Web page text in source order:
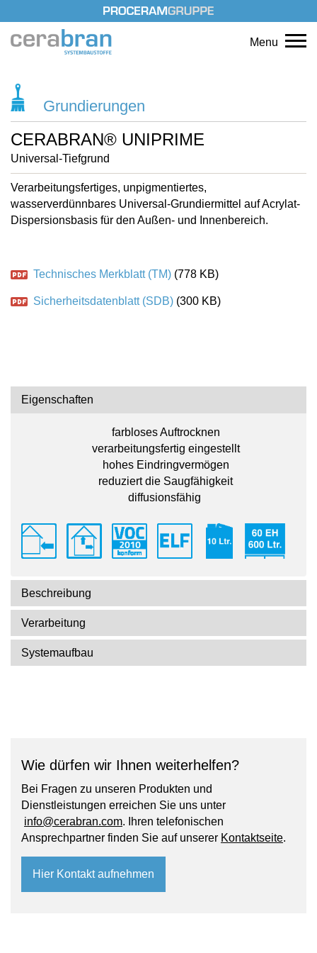
Menu
Grundierungen
CERABRAN® UNIPRIME
Universal-Tiefgrund
Verarbeitungsfertiges, unpigmentiertes,
wasserverdünnbares Universal-Grundiermittel auf Acrylat-
Dispersionsbasis für den Außen- und Innenbereich.
Technisches Merkblatt (TM) (778 KB)
Sicherheitsdatenblatt (SDB) (300 KB)
Eigenschaften
farbloses Auftrocknen
verarbeitungsfertig eingestellt
hohes Eindringvermögen
reduziert die Saugfähigkeit
diffusionsfähig
Beschreibung
Verarbeitung
Systemaufbau
Wie dürfen wir Ihnen weiterhelfen?
Bei Fragen zu unseren Produkten und
Dienstleistungen erreichen Sie uns unter
info@cerabran.com. Ihren telefonischen
Ansprechpartner finden Sie auf unserer Kontaktseite.
Hier Kontakt aufnehmen